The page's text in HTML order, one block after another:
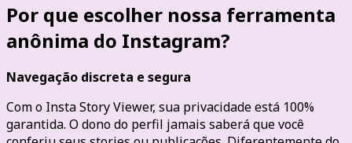
Por que escolher nossa ferramenta
anônima do Instagram?
Navegação discreta e segura
Com o Insta Story Viewer, sua privacidade está 100%
garantida. O dono do perfil jamais saberá que você